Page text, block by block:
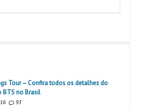
Tour – Confira todos os detalhes do
BTS no Brasil
93